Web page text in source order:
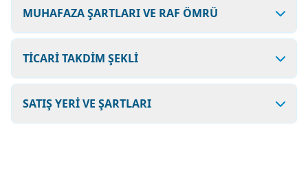
MUHAFAZA ŞARTLARI VE RAF ÖMRÜ
TİCARİ TAKDİM ŞEKLİ
SATIŞ YERİ VE ŞARTLARI